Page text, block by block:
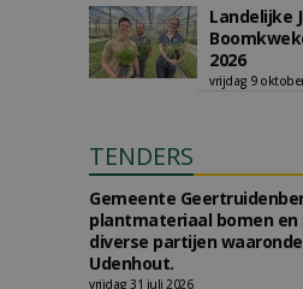
Landelijke
2026
vrijdag 9
TENDERS
Gemeente
plantmateriaal bomen en
diverse partijen
Udenhout.
vrijdag 31 juli 2026